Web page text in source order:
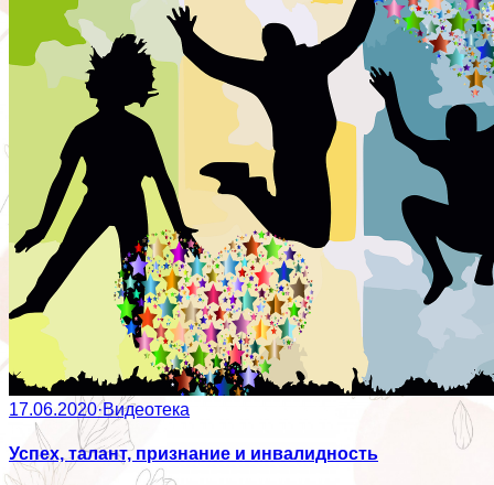
17.06.2020·Видеотека
Успех, талант, признание и инвалидность